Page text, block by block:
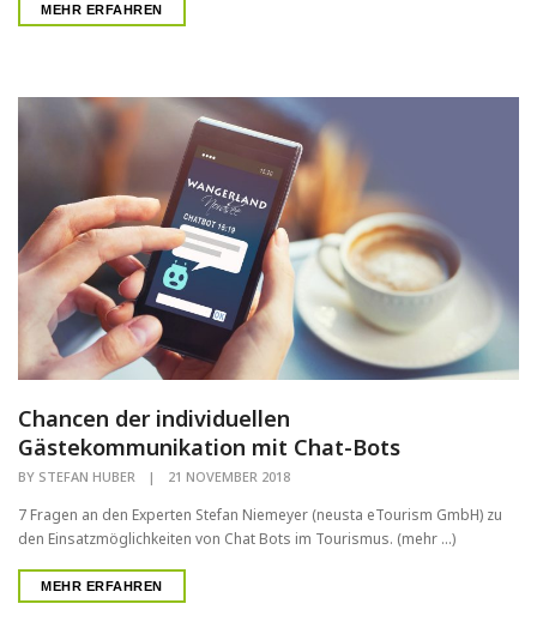
MEHR ERFAHREN
Chancen der individuellen
Gästekommunikation mit Chat-Bots
BY STEFAN HUBER | 21 NOVEMBER 2018
7 Fragen an den Experten Stefan Niemeyer (neusta eTourism GmbH) zu
den Einsatzmöglichkeiten von Chat Bots im Tourismus. (mehr …)
MEHR ERFAHREN